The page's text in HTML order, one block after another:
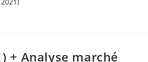
+ Analyse marché